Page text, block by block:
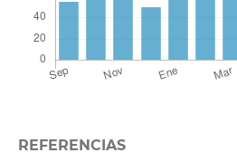
REFERENCIAS